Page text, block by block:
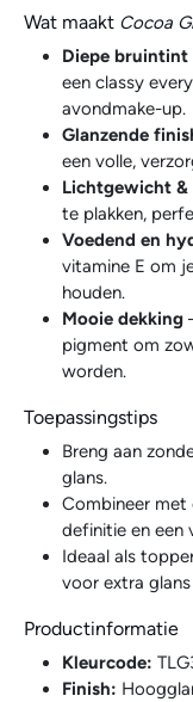
Wat maakt Cocoa
Diepe
een classy
avondmake-up.
Glanzende
een volle,
Lichtgewicht
te plakken,
Voedend en
vitamine E om
houden.
Mooie dekking
pigment om
worden.
Toepassingstips
Breng aan
glans.
Combineer met
definitie en een
Ideaal als
voor extra
Productinformatie
Kleurcode:
Finish: